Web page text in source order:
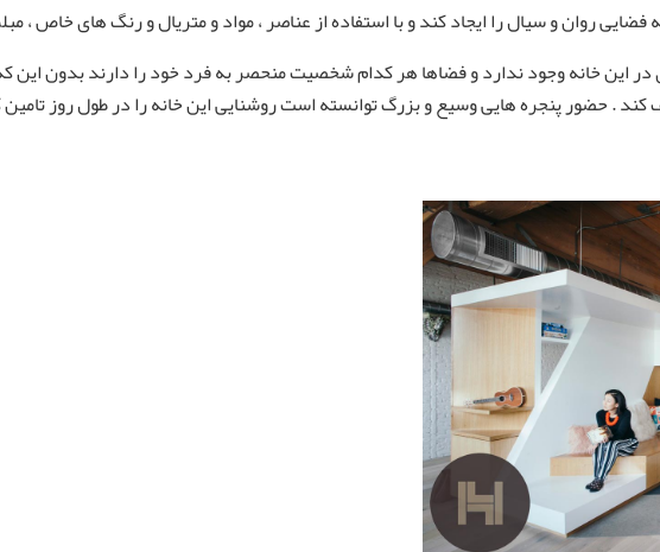
روان و سیال را ایجاد کند و با استفاده از عناصر ، مواد و متریال و رنگ های خاص
این خانه وجود ندارد و فضاها هر کدام شخصیت منحصر به فرد خود را دارند بدون این که
. حضور پنجره هایی وسیع و بزرگ توانسته است روشنایی این خانه را در طول روز تامین